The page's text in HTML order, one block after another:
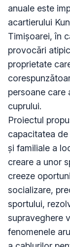
anuale este
acartierului
Timișoarei, în
provocări
proprietate
persoane care
cuprului.
Proiectul
capacitatea
și familiale a
creare a unor
creeze
socializare,
sportului,
supraveghere
fenomenele